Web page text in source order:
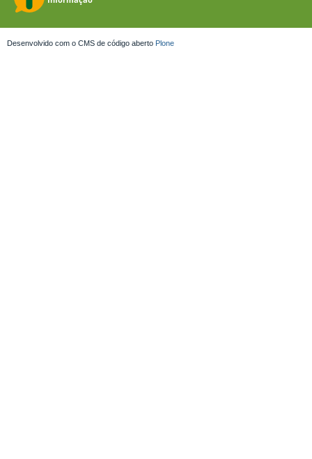
Desenvolvido com o CMS de código aberto Plone